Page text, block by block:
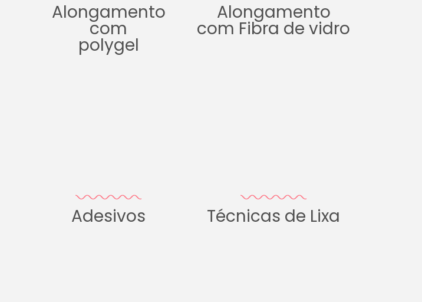
Alongamento
com
polygel
Alongamento
com Fibra de vidro
Adesivos Técnicas de Lixa